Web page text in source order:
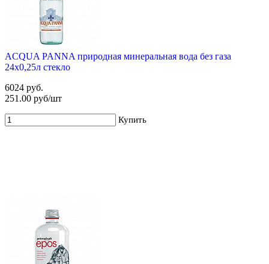
ACQUA PANNA природная минеральная вода без газа
24х0,25л стекло
6024 руб.
251.00 руб/шт
Купить